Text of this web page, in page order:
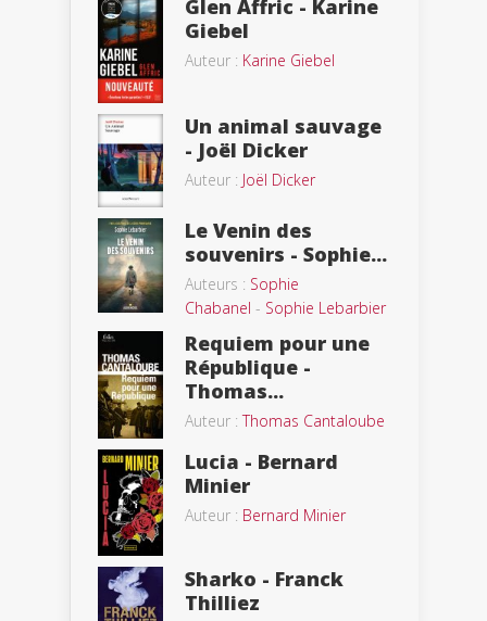
Glen Affric - Karine
Giebel
Auteur : Karine Giebel
Un animal sauvage
- Joël Dicker
Auteur : Joël Dicker
Le Venin des
souvenirs - Sophie...
Auteurs : Sophie
Chabanel - Sophie Lebarbier
Requiem pour une
République -
Thomas...
Auteur :Thomas Cantaloube
Lucia - Bernard
Minier
Auteur : Bernard Minier
Sharko - Franck
Thilliez